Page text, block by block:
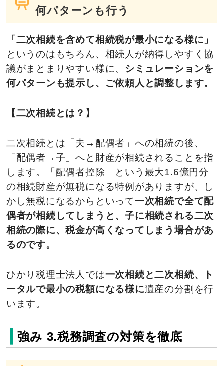
何パターンも行う
「二次相続を含めて相続税が最小になる様に」
というのはもちろん、相続人が納得しやすく協
議がまとまりやすい様に、 シミュレーションを
何パターンも提示し、ご依頼人と調整します。
【二次相続とは？】
二次相続とは「夫→配偶者」への相続の後、
「配偶者→子」へと財産が相続されることを指
します。「配偶者控除」という最大1.6億円分
の相続財産が無税になる特例がありますが、し
かし無税になるからといって一次相続で全て配
偶者が相続してしまうと、子に相続される二次
相続の際に、税金が高くなってしまう場合があ
るのです。
ひかり税理士法人では一次相続と二次相続、ト
ータルで最小の税額になる様に遺産の分割を行
います。
強み 3.税務調査の対策を徹底